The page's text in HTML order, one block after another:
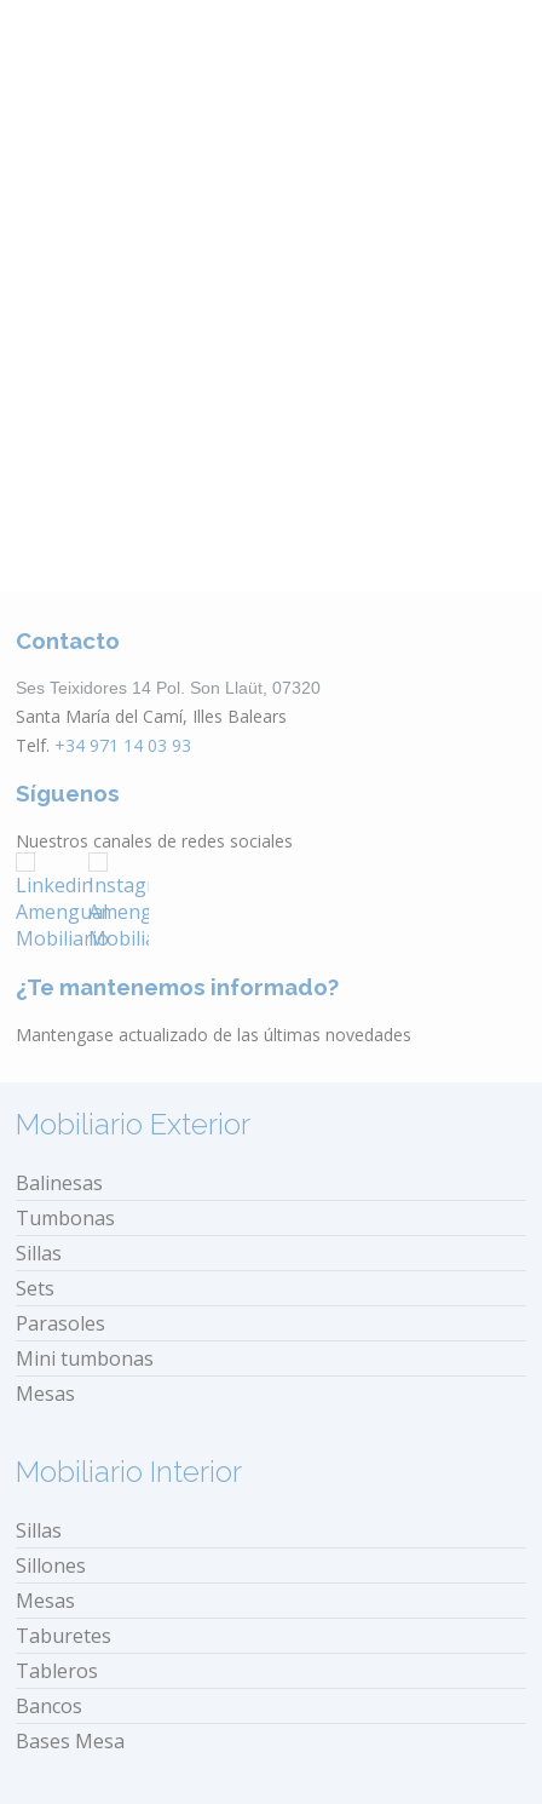
Contacto
Ses Teixidores 14 Pol. Son Llaüt, 07320
Santa María del Camí, Illes Balears
Telf. +34 971 14 03 93
Síguenos
Nuestros canales de redes sociales
¿Te mantenemos informado?
Mantengase actualizado de las últimas novedades
Mobiliario Exterior
Balinesas
Tumbonas
Sillas
Sets
Parasoles
Mini tumbonas
Mesas
Mobiliario Interior
Sillas
Sillones
Mesas
Taburetes
Tableros
Bancos
Bases Mesa